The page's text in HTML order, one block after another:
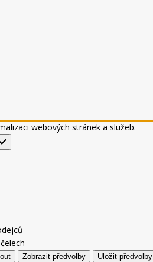
webových stránek a služeb.
Zobrazit předvolby Uložit předvolby